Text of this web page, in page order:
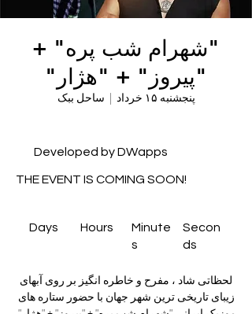
"شهرام شب پره" +
"پیروز" + "هژار"
پنجشنبه ۱۵ خرداد
  |
ساحل ببک
Secon
ds
Minute
s
Hours
Days
THE EVENT IS COMING SOON!
Developed by DWapps
لحظاتی شاد ، مفرح و خاطره انگیز بر روی آبهای
زیبای تاریخی ترین شهر جهان با حضور ستاره های